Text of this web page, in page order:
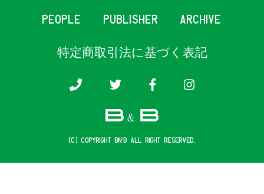
PEOPLE PUBLISHER ARCHIVE
特定商取引法に基づく表記
(c) COPYRIGHT B&B ALL RIGHT RESERVED.